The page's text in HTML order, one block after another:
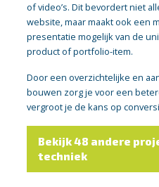
of video’s. Dit bevordert niet
website, maar maakt ook een
presentatie mogelijk van de
product of portfolio-item.
Door een overzichtelijke en
bouwen zorg je voor een
vergroot je de kans op
Bekijk 48 andere
techniek